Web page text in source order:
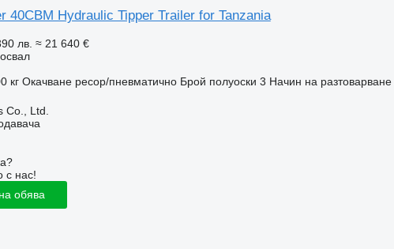
40CBM Hydraulic Tipper Trailer for Tanzania
лв. ≈ 21 640 €
кг Окачване ресор/пневматично Брой полуоски 3 Начин на разтоварване
Co., Ltd.
с нас!
обява